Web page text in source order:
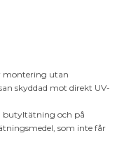
montering utan
skyddad mot direkt UV-
butyltätning och på
som inte får